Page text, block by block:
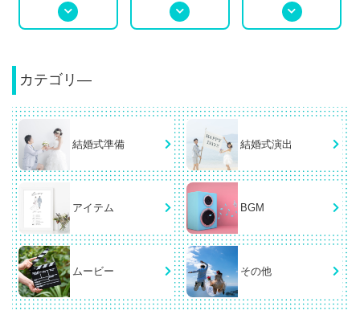
カテゴリ―
結婚式準備 結婚式演出
アイテム BGM
ムービー その他